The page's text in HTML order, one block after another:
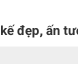
đẹp, ấn